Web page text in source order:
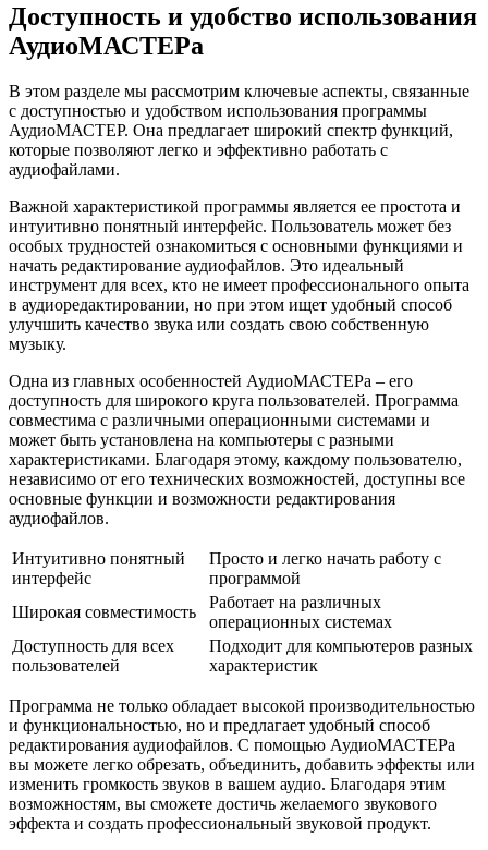
Доступность и удобство использования
АудиоМАСТЕРа
В этом разделе мы рассмотрим ключевые аспекты, связанные
с доступностью и удобством использования программы
АудиоМАСТЕР. Она предлагает широкий спектр функций,
которые позволяют легко и эффективно работать с
аудиофайлами.
Важной характеристикой программы является ее простота и
интуитивно понятный интерфейс. Пользователь может без
особых трудностей ознакомиться с основными функциями и
начать редактирование аудиофайлов. Это идеальный
инструмент для всех, кто не имеет профессионального опыта
в аудиоредактировании, но при этом ищет удобный способ
улучшить качество звука или создать свою собственную
музыку.
Одна из главных особенностей АудиоМАСТЕРа – его
доступность для широкого круга пользователей. Программа
совместима с различными операционными системами и
может быть установлена на компьютеры с разными
характеристиками. Благодаря этому, каждому пользователю,
независимо от его технических возможностей, доступны все
основные функции и возможности редактирования
аудиофайлов.
Интуитивно понятный
интерфейс
Просто и легко начать работу с
программой
Широкая совместимость
Работает на различных
операционных системах
Доступность для всех
пользователей
Подходит для компьютеров разных
характеристик
Программа не только обладает высокой производительностью
и функциональностью, но и предлагает удобный способ
редактирования аудиофайлов. С помощью АудиоМАСТЕРа
вы можете легко обрезать, объединить, добавить эффекты или
изменить громкость звуков в вашем аудио. Благодаря этим
возможностям, вы сможете достичь желаемого звукового
эффекта и создать профессиональный звуковой продукт.